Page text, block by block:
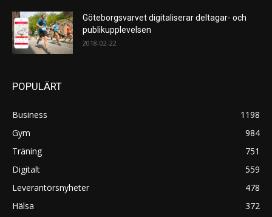
Göteborgsvarvet digitaliserar deltagar- och
publikupplevelsen
2018-02-22
POPULÄRT
Business
1198
Gym
984
Träning
751
Digitalt
559
Leverantörsnyheter
478
Hälsa
372